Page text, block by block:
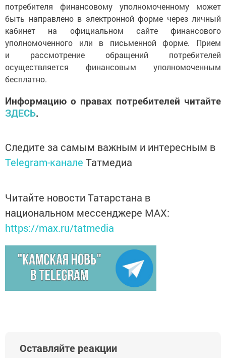
потребителя финансовому уполномоченному может
быть направлено в электронной форме через личный
кабинет на официальном сайте финансового
уполномоченного или в письменной форме. Прием
и рассмотрение обращений потребителей
осуществляется финансовым уполномоченным
бесплатно.
Информацию о правах потребителей читайте
ЗДЕСЬ.
Следите за самым важным и интересным в
Telegram-канале Татмедиа
Читайте новости Татарстана в
национальном мессенджере MАХ:
https://max.ru/tatmedia
Оставляйте реакции